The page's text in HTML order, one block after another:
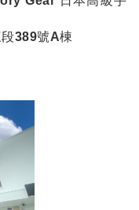
389號A棟